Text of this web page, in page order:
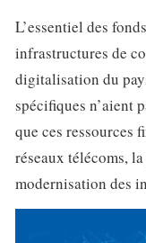
L’essentiel des
infrastructures de
digitalisation du
spécifiques n’aient
que ces ressources
réseaux télécoms,
modernisation des